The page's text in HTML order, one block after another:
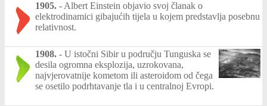
1905. - Albert Einstein objavio svoj članak o
elektrodinamici gibajućih tijela u kojem predstavlja posebnu
relativnost.
1908. - U istočni Sibir u području Tunguska se
desila ogromna eksplozija, uzrokovana,
najvjerovatnije kometom ili asteroidom od čega
se osetilo podrhtavanje tla i u centralnoj Evropi.